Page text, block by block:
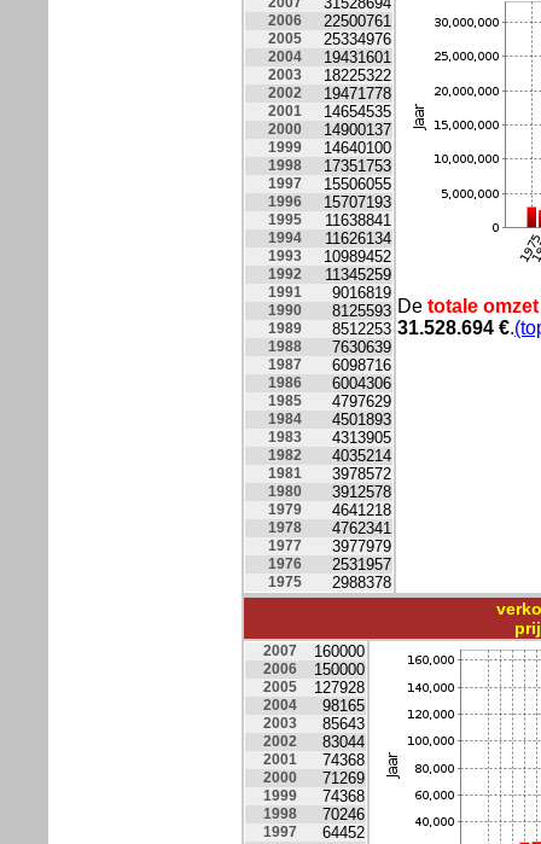
2006 22500761
2005 25334976
2004 19431601
2003 18225322
2002 19471778
2001 14654535
2000 14900137
1999 14640100
1998 17351753
1997 15506055
1996 15707193
1995 11638841
1994 11626134
1993 10989452
1992 11345259
1991 9016819
1990 8125593
1989 8512253
1988 7630639
1987 6098716
1986 6004306
1985 4797629
1984 4501893
1983 4313905
1982 4035214
1981 3978572
1980 3912578
1979 4641218
1978 4762341
1977 3977979
1976 2531957
1975 2988378
De totale omzet
31.528.694 €.
2007 160000
2006 150000
2005 127928
2004 98165
2003 85643
2002 83044
2001 74368
2000 71269
1999 74368
1998 70246
1997 64452